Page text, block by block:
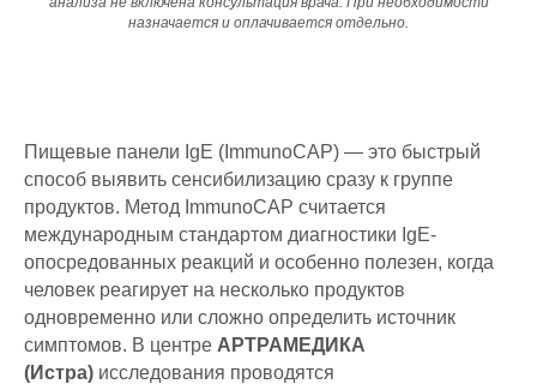
назначается и оплачивается отдельно.
Пищевые панели IgE (ImmunoCAP) — это быстрый
способ выявить сенсибилизацию сразу к группе
продуктов. Метод ImmunoCAP считается
международным стандартом диагностики IgE-
опосредованных реакций и особенно полезен, когда
человек реагирует на несколько продуктов
одновременно или сложно определить источник
симптомов. В центре АРТРАМЕДИКА
(Истра) исследования проводятся